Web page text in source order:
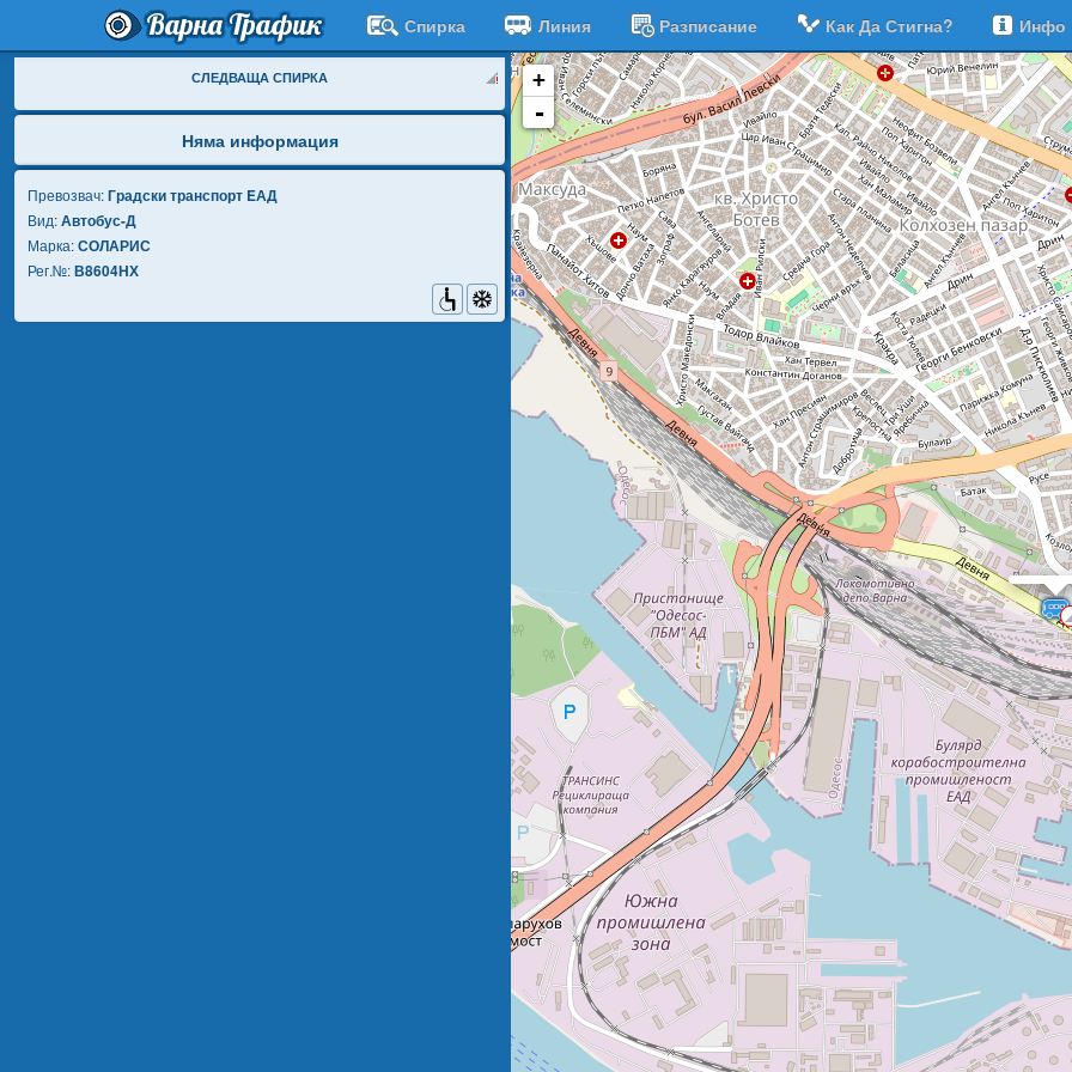
Варна Трафик Спирка Линия Разписание Как Да Стигна? Инфо
СЛЕДВАЩА СПИРКА
Няма информация
Превозвач:Градски транспорт EАД
Вид:Автобус-Д
Марка:СОЛАРИС
Рег.№:В8604НХ
+
-